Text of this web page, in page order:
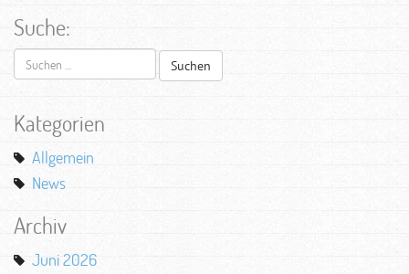
Suche:
Suchen
nach:
Kategorien
Allgemein
News
Archiv
Juni 2026